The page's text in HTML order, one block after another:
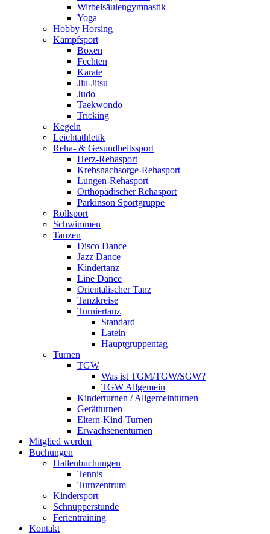
Wirbelsäulengymnastik
Yoga
Hobby Horsing
Kampfsport
Boxen
Fechten
Karate
Jiu-Jitsu
Judo
Taekwondo
Tricking
Kegeln
Leichtathletik
Reha- & Gesundheitssport
Herz-Rehasport
Krebsnachsorge-Rehasport
Lungen-Rehasport
Orthopädischer Rehasport
Parkinson Sportgruppe
Rollsport
Schwimmen
Tanzen
Disco Dance
Jazz Dance
Kindertanz
Line Dance
Orientalischer Tanz
Tanzkreise
Turniertanz
Standard
Latein
Hauptgruppentag
Turnen
TGW
Was ist TGM/TGW/SGW?
TGW Allgemein
Kinderturnen / Allgemeinturnen
Gerätturnen
Eltern-Kind-Turnen
Erwachsenenturnen
Mitglied werden
Buchungen
Hallenbuchungen
Tennis
Turnzentrum
Kindersport
Schnupperstunde
Ferientraining
Kontakt